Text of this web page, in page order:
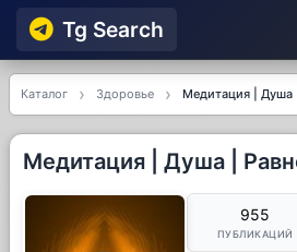
Tg Searсh
Каталог Здоровье Медитация | Душа
Медитация | Душа |
955
ПУБЛИКАЦИЙ